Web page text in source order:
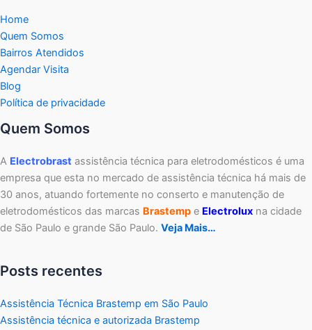
Home
Quem Somos
Bairros Atendidos
Agendar Visita
Blog
Política de privacidade
Quem Somos
A Electrobrast assistência técnica para eletrodomésticos é uma
empresa que esta no mercado de assistência técnica há mais de
30 anos, atuando fortemente no conserto e manutenção de
eletrodomésticos das marcas Brastemp e Electrolux na cidade
de São Paulo e grande São Paulo. Veja Mais…
Posts recentes
Assistência Técnica Brastemp em São Paulo
Assistência técnica e autorizada Brastemp